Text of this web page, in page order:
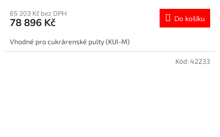
65 203 Kč bez DPH
78 896 Kč Do košíku
Vhodné pro cukrárenské pulty (KUI-M)
Kód:42233